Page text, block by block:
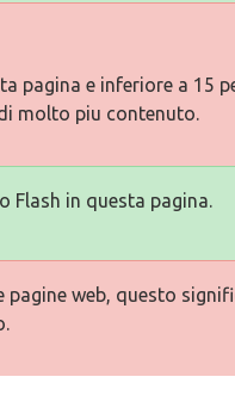
pagina e inferiore a 15
molto piu contenuto.
Flash in questa pagina.
web, questo